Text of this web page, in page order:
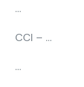
…
CCI – …
…